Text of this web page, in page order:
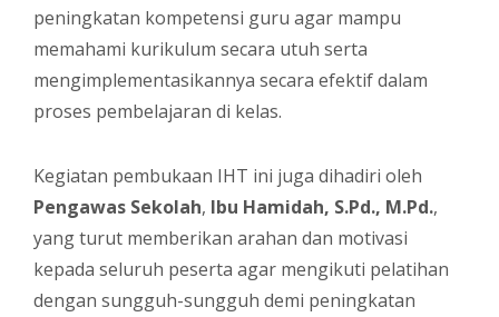
peningkatan kompetensi guru agar mampu
memahami kurikulum secara utuh serta
mengimplementasikannya secara efektif dalam
proses pembelajaran di kelas.
Kegiatan pembukaan IHT ini juga dihadiri oleh
Pengawas Sekolah, Ibu Hamidah, S.Pd., M.Pd.,
yang turut memberikan arahan dan motivasi
kepada seluruh peserta agar mengikuti pelatihan
dengan sungguh-sungguh demi peningkatan